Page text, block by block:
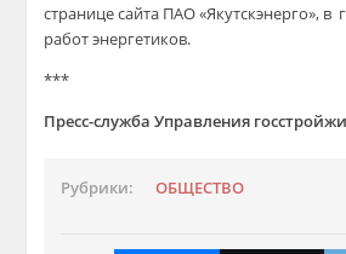
странице сайта ПАО «Якутскэнерго»,
работ энергетиков.
***
Пресс-служба Управления
Рубрики: ОБЩЕСТВО